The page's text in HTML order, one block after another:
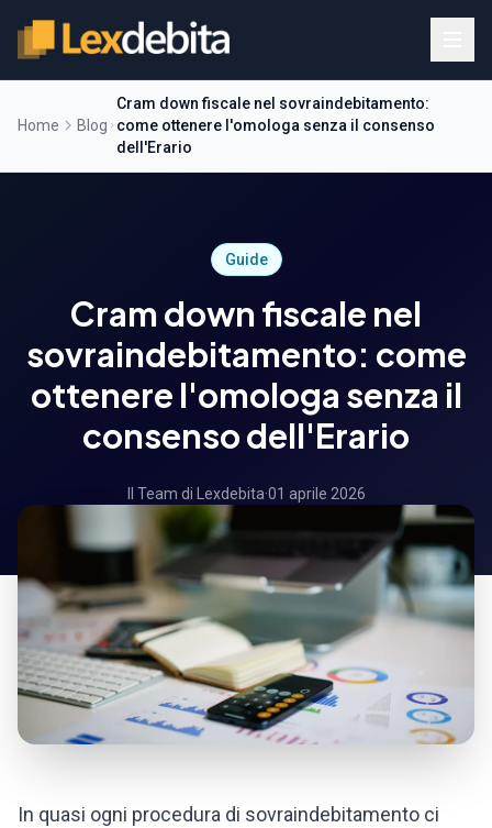
Home Blog
Cram down fiscale nel sovraindebitamento:
come ottenere l'omologa senza il consenso
dell'Erario
Guide
Cram down fiscale nel
sovraindebitamento: come
ottenere l'omologa senza il
consenso dell'Erario
Il Team di Lexdebita·01 aprile 2026
In quasi ogni procedura di sovraindebitamento ci